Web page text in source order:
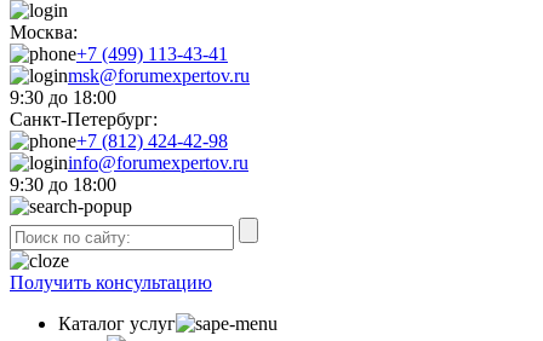
Москва:
+7 (499) 113-43-41
msk@forumexpertov.ru
9:30 до 18:00
Санкт-Петербург:
+7 (812) 424-42-98
info@forumexpertov.ru
9:30 до 18:00
Получить консультацию
Каталог услуг